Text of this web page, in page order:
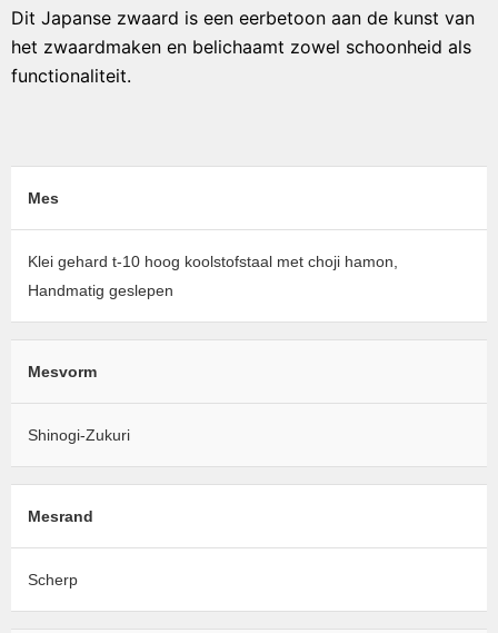
Dit Japanse zwaard is een eerbetoon aan de kunst van
het zwaardmaken en belichaamt zowel schoonheid als
functionaliteit.
Mes
Klei gehard t-10 hoog koolstofstaal met choji hamon,
Handmatig geslepen
Mesvorm
Shinogi-Zukuri
Mesrand
Scherp